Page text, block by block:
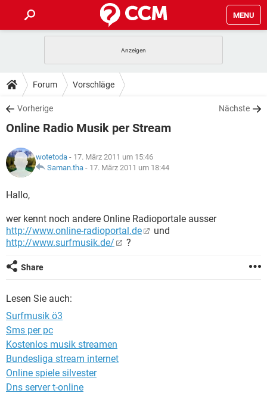
MENU
ANDROID
WINDOWS 10
WHATSAPP TIKTOK
FACEBOOK
TIPPS & TRICKS
SPIELE
WHATSAPP TIKTOK
FACEBOOK
DOWNLOADS
SPIELE STREAMING
ANDROID
WINDOWS 10 INSTAGRAM
WHATSAPP
SPIELE STREAMING
ANDROID
WINDOWS 10
WHATSAPP TIKTOK
FACEBOOK
LEXIKON
SPIELE
WINDOWS 10 INSTAGRAM
WHATSAPP
FACEBOOK
Forum Vorschläge
Vorherige Nächste
Online Radio Musik per Stream
wotetoda - 17. März 2011 um 15:46
Saman.tha - 17. März 2011 um 18:44
Hallo,
wer kennt noch andere Online Radioportale ausser
http://www.online-radioportal.de
und
http://www.surfmusik.de/
?
Share
Lesen Sie auch:
Surfmusik ö3
Sms per pc
Kostenlos musik streamen
Bundesliga stream internet
Online spiele silvester
Dns server t-online